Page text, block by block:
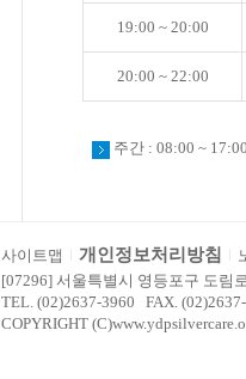
19:00 ~ 20:00
20:00 ~ 22:00
주간 : 08:00 ~
사이트맵 개인정보처리방침
[07296] 서울특별시 영등포구 도림
TEL. (02)2637-3960 FAX.
COPYRIGHT